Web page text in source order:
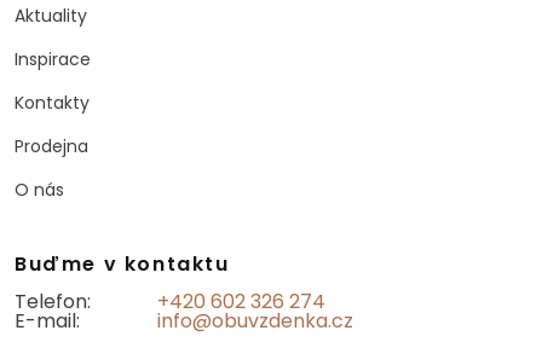
Aktuality
Inspirace
Kontakty
Prodejna
O nás
Buďme v kontaktu
Telefon:
+420 602 326 274
E-mail: info@obuvzdenka.cz